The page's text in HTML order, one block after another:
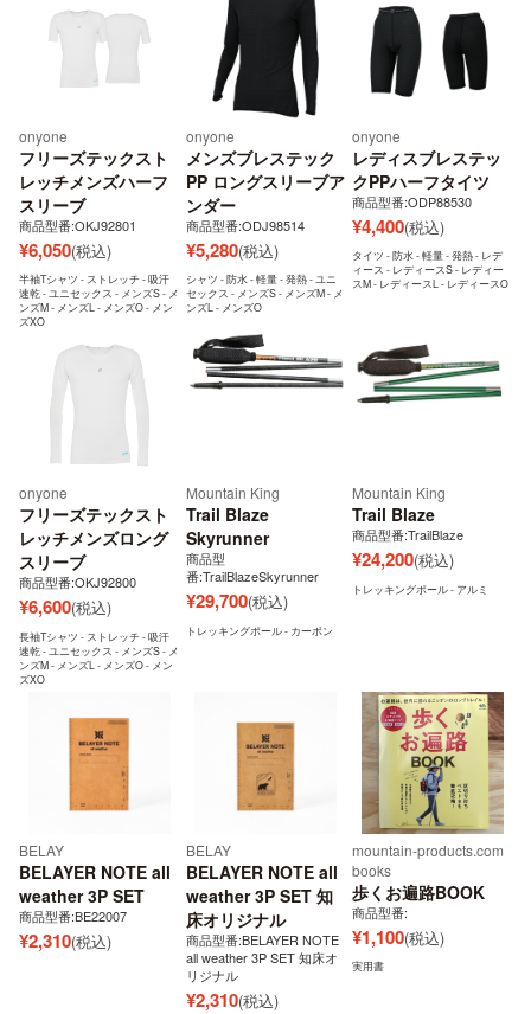
onyone
フリーズテックスト
レッチメンズハーフ
スリーブ
商品型番:OKJ92801
¥6,050(税込)
半袖Tシャツ - ストレッチ - 吸汗
速乾 - ユニセックス - メンズS - メ
ンズM - メンズL - メンズO - メン
ズXO
onyone
メンズブレステック
PP ロングスリーブア
ンダー
商品型番:ODJ98514
¥5,280(税込)
シャツ - 防水 - 軽量 - 発熱 - ユニ
セックス - メンズS - メンズM - メ
ンズL - メンズO
onyone
レディスブレステッ
クPPハーフタイツ
商品型番:ODP88530
¥4,400(税込)
タイツ - 防水 - 軽量 - 発熱 - レデ
ィース - レディースS - レディー
スM - レディースL - レディースO
onyone
フリーズテックスト
レッチメンズロング
スリーブ
商品型番:OKJ92800
¥6,600(税込)
長袖Tシャツ - ストレッチ - 吸汗
速乾 - ユニセックス - メンズS - メ
ンズM - メンズL - メンズO - メン
ズXO
Mountain King
Trail Blaze
Skyrunner
商品型
番:TrailBlazeSkyrunner
¥29,700(税込)
トレッキングポール - カーボン
Mountain King
Trail Blaze
商品型番:TrailBlaze
¥24,200(税込)
トレッキングポール - アルミ
BELAY
BELAYER NOTE all
weather 3P SET
商品型番:BE22007
¥2,310(税込)
BELAY
BELAYER NOTE all
weather 3P SET 知
床オリジナル
商品型番:BELAYER NOTE
all weather 3P SET 知床オ
リジナル
¥2,310(税込)
mountain-products.com
books
歩くお遍路BOOK
商品型番:
¥1,100(税込)
実用書